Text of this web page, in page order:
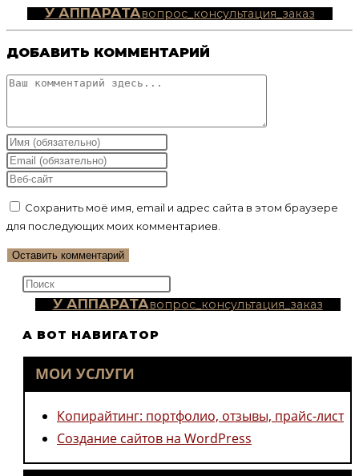
У АППАРАТАвопрос_консультация_заказ
ДОБАВИТЬ КОММЕНТАРИЙ
Комментарий
Введите
свое
имя
имя
пользователя,
чтобы
Введите
свой
адрес,
чтобы
прокомментировать
Введите
вашего
веб-
сайта
Сохранить моё имя, email и адрес сайта в этом браузере
для последующих моих комментариев.
клавишу
закрыть
поиска.
У АППАРАТАвопрос_консультация_заказ
А ВОТ НАВИГАТОР
МОИ УСЛУГИ
Копирайтинг: портфолио, отзывы, прайс-лист
Создание сайтов на WordPress